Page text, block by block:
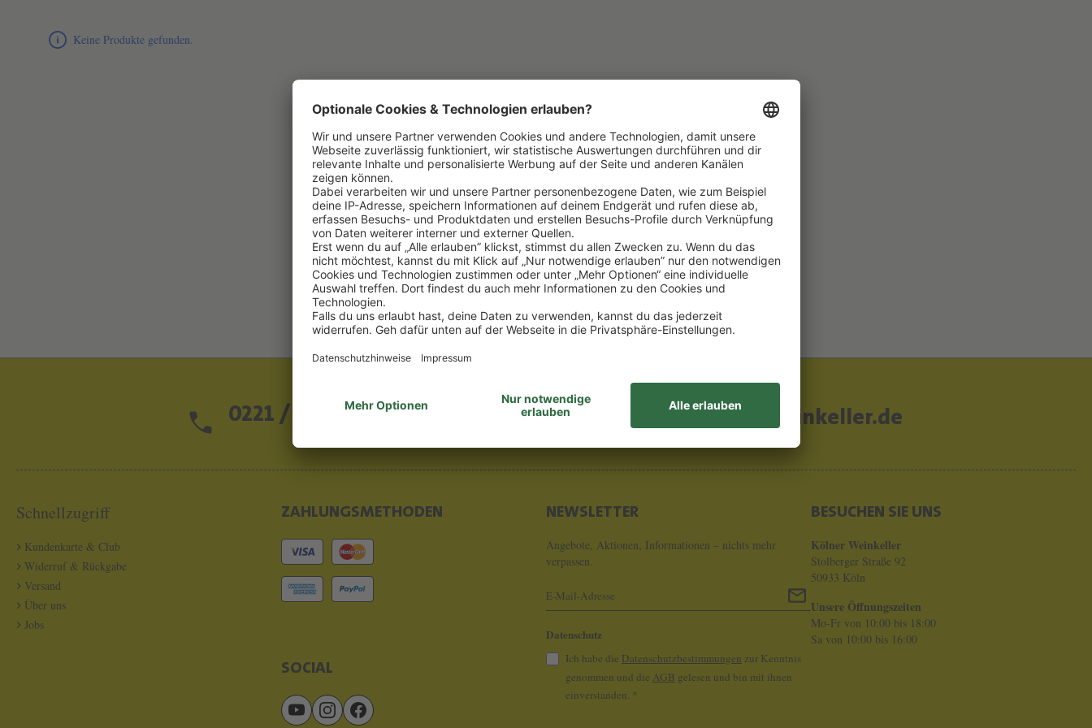
Keine Produkte gefunden.
0221 / 13 97 28 - 0 info@koelner-weinkeller.de
Schnellzugriff
Kundenkarte & Club
Widerruf & Rückgabe
Versand
Über uns
Jobs
ZAHLUNGSMETHODEN
SOCIAL
NEWSLETTER
Angebote, Aktionen, Informationen – nichts mehr
verpassen.
Datenschutz
Ich habe die Datenschutzbestimmungen zur Kenntnis
genommen und die AGB gelesen und bin mit ihnen
einverstanden. *
BESUCHEN SIE UNS
Kölner Weinkeller
Stolberger Straße 92
50933 Köln
Unsere Öffnungszeiten
Mo-Fr von 10:00 bis 18:00
Sa von 10:00 bis 16:00